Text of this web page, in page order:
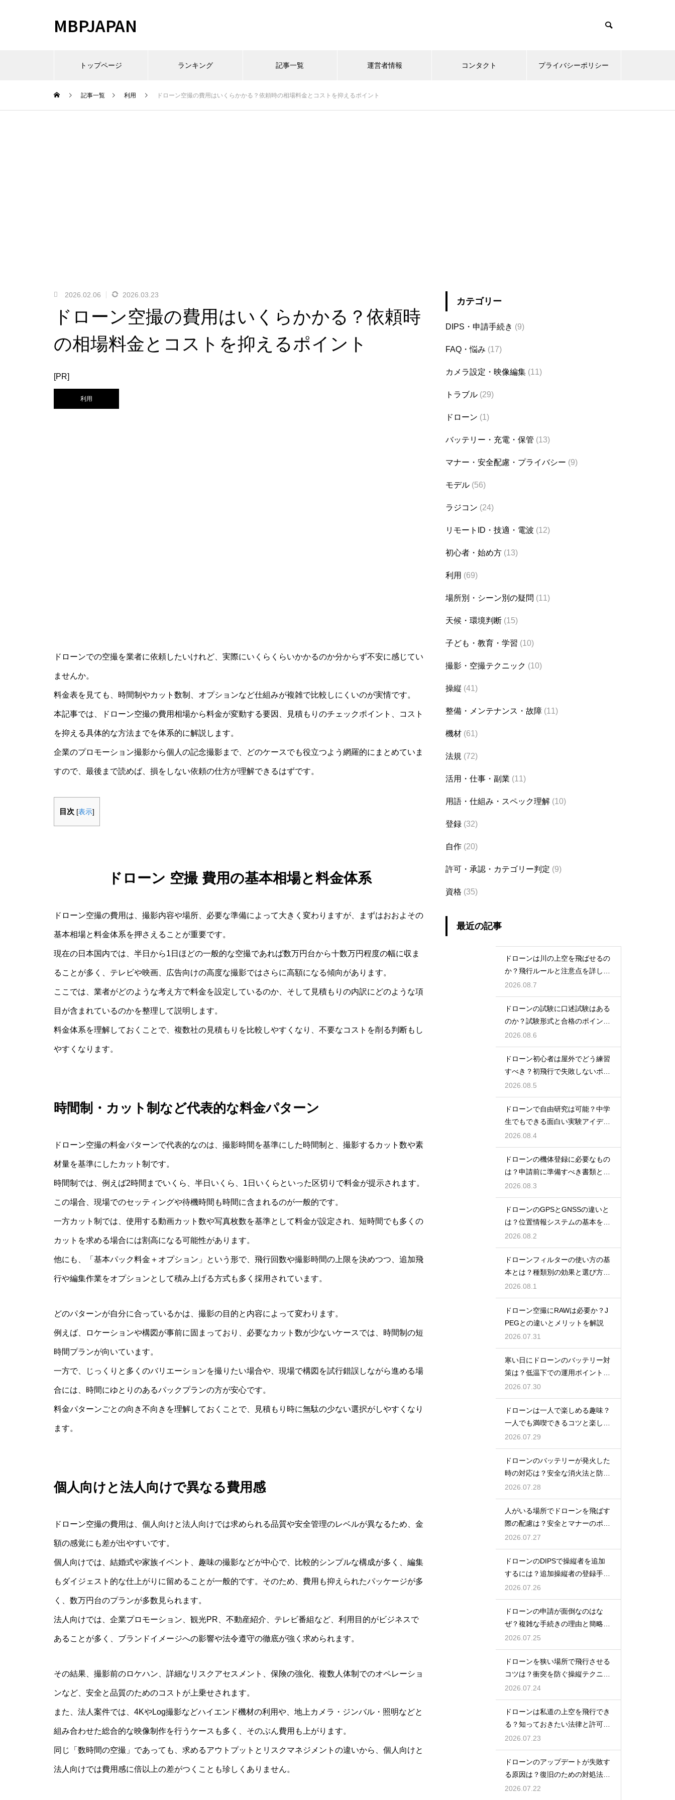
MBPJAPAN
トップページ ランキング 記事一覧 運営者情報 コンタクト プライバシーポリシー
記事一覧 利用 ドローン空撮の費用はいくらかかる？依頼時の相場料金とコストを抑えるポイント
2026.02.06 2026.03.23
ドローン空撮の費用はいくらかかる？依頼時
の相場料金とコストを抑えるポイント
[PR]
利用
ドローンでの空撮を業者に依頼したいけれど、実際にいくらくらいかかるのか分からず不安に感じてい
ませんか。
料金表を見ても、時間制やカット数制、オプションなど仕組みが複雑で比較しにくいのが実情です。
本記事では、ドローン空撮の費用相場から料金が変動する要因、見積もりのチェックポイント、コスト
を抑える具体的な方法までを体系的に解説します。
企業のプロモーション撮影から個人の記念撮影まで、どのケースでも役立つよう網羅的にまとめていま
すので、最後まで読めば、損をしない依頼の仕方が理解できるはずです。
目次 [表示]
ドローン 空撮 費用の基本相場と料金体系
ドローン空撮の費用は、撮影内容や場所、必要な準備によって大きく変わりますが、まずはおおよその
基本相場と料金体系を押さえることが重要です。
現在の日本国内では、半日から1日ほどの一般的な空撮であれば数万円台から十数万円程度の幅に収ま
ることが多く、テレビや映画、広告向けの高度な撮影ではさらに高額になる傾向があります。
ここでは、業者がどのような考え方で料金を設定しているのか、そして見積もりの内訳にどのような項
目が含まれているのかを整理して説明します。
料金体系を理解しておくことで、複数社の見積もりを比較しやすくなり、不要なコストを削る判断もし
やすくなります。
時間制・カット制など代表的な料金パターン
ドローン空撮の料金パターンで代表的なのは、撮影時間を基準にした時間制と、撮影するカット数や素
材量を基準にしたカット制です。
時間制では、例えば2時間までいくら、半日いくら、1日いくらといった区切りで料金が提示されます。
この場合、現場でのセッティングや待機時間も時間に含まれるのが一般的です。
一方カット制では、使用する動画カット数や写真枚数を基準として料金が設定され、短時間でも多くの
カットを求める場合には割高になる可能性があります。
他にも、「基本パック料金＋オプション」という形で、飛行回数や撮影時間の上限を決めつつ、追加飛
行や編集作業をオプションとして積み上げる方式も多く採用されています。
どのパターンが自分に合っているかは、撮影の目的と内容によって変わります。
例えば、ロケーションや構図が事前に固まっており、必要なカット数が少ないケースでは、時間制の短
時間プランが向いています。
一方で、じっくりと多くのバリエーションを撮りたい場合や、現場で構図を試行錯誤しながら進める場
合には、時間にゆとりのあるパックプランの方が安心です。
料金パターンごとの向き不向きを理解しておくことで、見積もり時に無駄の少ない選択がしやすくなり
ます。
個人向けと法人向けで異なる費用感
ドローン空撮の費用は、個人向けと法人向けでは求められる品質や安全管理のレベルが異なるため、金
額の感覚にも差が出やすいです。
個人向けでは、結婚式や家族イベント、趣味の撮影などが中心で、比較的シンプルな構成が多く、編集
もダイジェスト的な仕上がりに留めることが一般的です。そのため、費用も抑えられたパッケージが多
く、数万円台のプランが多数見られます。
法人向けでは、企業プロモーション、観光PR、不動産紹介、テレビ番組など、利用目的がビジネスで
あることが多く、ブランドイメージへの影響や法令遵守の徹底が強く求められます。
その結果、撮影前のロケハン、詳細なリスクアセスメント、保険の強化、複数人体制でのオペレーショ
ンなど、安全と品質のためのコストが上乗せされます。
また、法人案件では、4KやLog撮影などハイエンド機材の利用や、地上カメラ・ジンバル・照明などと
組み合わせた総合的な映像制作を行うケースも多く、そのぶん費用も上がります。
同じ「数時間の空撮」であっても、求めるアウトプットとリスクマネジメントの違いから、個人向けと
法人向けでは費用感に倍以上の差がつくことも珍しくありません。
カテゴリー
DIPS・申請手続き (9)
FAQ・悩み (17)
カメラ設定・映像編集 (11)
トラブル (29)
ドローン (1)
バッテリー・充電・保管 (13)
マナー・安全配慮・プライバシー (9)
モデル (56)
ラジコン (24)
リモートID・技適・電波 (12)
初心者・始め方 (13)
利用 (69)
場所別・シーン別の疑問 (11)
天候・環境判断 (15)
子ども・教育・学習 (10)
撮影・空撮テクニック (10)
操縦 (41)
整備・メンテナンス・故障 (11)
機材 (61)
法規 (72)
活用・仕事・副業 (11)
用語・仕組み・スペック理解 (10)
登録 (32)
自作 (20)
許可・承認・カテゴリー判定 (9)
資格 (35)
最近の記事
ドローンは川の上空を飛ばせるの
か？飛行ルールと注意点を詳しく
解説
2026.08.7
ドローンの試験に口述試験はある
のか？試験形式と合格のポイント
を解説
2026.08.6
ドローン初心者は屋外でどう練習
すべき？初飛行で失敗しないポイ
ント
2026.08.5
ドローンで自由研究は可能？中学
生でもできる面白い実験アイデア
を紹介
2026.08.4
ドローンの機体登録に必要なもの
は？申請前に準備すべき書類と情
報
2026.08.3
ドローンのGPSとGNSSの違いと
は？位置情報システムの基本を解
説
2026.08.2
ドローンフィルターの使い方の基
本とは？種類別の効果と選び方を
解説
2026.08.1
ドローン空撮にRAWは必要か？J
PEGとの違いとメリットを解説
2026.07.31
寒い日にドローンのバッテリー対
策は？低温下での運用ポイントと
注意点
2026.07.30
ドローンは一人で楽しめる趣味？
一人でも満喫できるコツと楽しみ
方
2026.07.29
ドローンのバッテリーが発火した
時の対応は？安全な消火法と防止
策を解説
2026.07.28
人がいる場所でドローンを飛ばす
際の配慮は？安全とマナーのポイ
ント
2026.07.27
ドローンのDIPSで操縦者を追加
するには？追加操縦者の登録手順
を解説
2026.07.26
ドローンの申請が面倒なのはな
ぜ？複雑な手続きの理由と簡略化
の動向
2026.07.25
ドローンを狭い場所で飛行させる
コツは？衝突を防ぐ操縦テクニッ
クを解説
2026.07.24
ドローンは私道の上空を飛行でき
る？知っておきたい法律と許可の
ルール
2026.07.23
ドローンのアップデートが失敗す
る原因は？復旧のための対処法を
解説
2026.07.22